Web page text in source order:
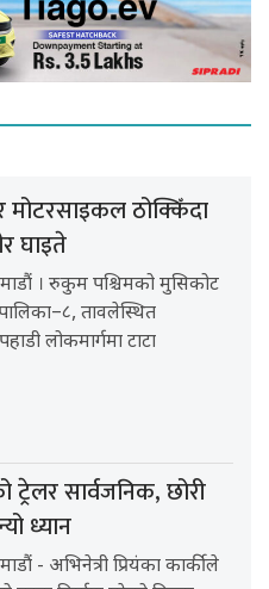
मोटरसाइकल ठोक्किँदा
घाइते
। रुकुम पश्चिमको मुसिकोट
तावलेस्थित
लोकमार्गमा टाटा
ट्रेलर सार्वजनिक, छोरी
ध्यान
- अभिनेत्री प्रियंका कार्कीले